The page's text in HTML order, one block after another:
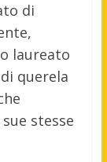
di
laureato
querela
stesse